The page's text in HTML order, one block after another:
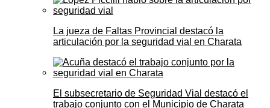
La jueza de Faltas Provincial destacó la
articulación por la seguridad vial en Charata
El subsecretario de Seguridad Vial destacó el
trabajo conjunto con el Municipio de Charata